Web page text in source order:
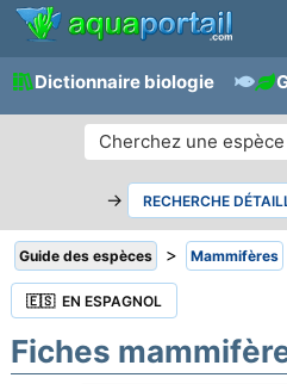
Dictionnaire biologie
→ RECHERCHE
Guide des espèces > Mammifères
🇪🇸 EN ESPAGNOL
Fiches